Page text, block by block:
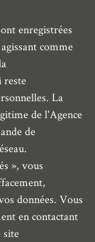
enregistrées
comme
reste
La
de l'Agence
de
», vous
données. Vous
en contactant
site